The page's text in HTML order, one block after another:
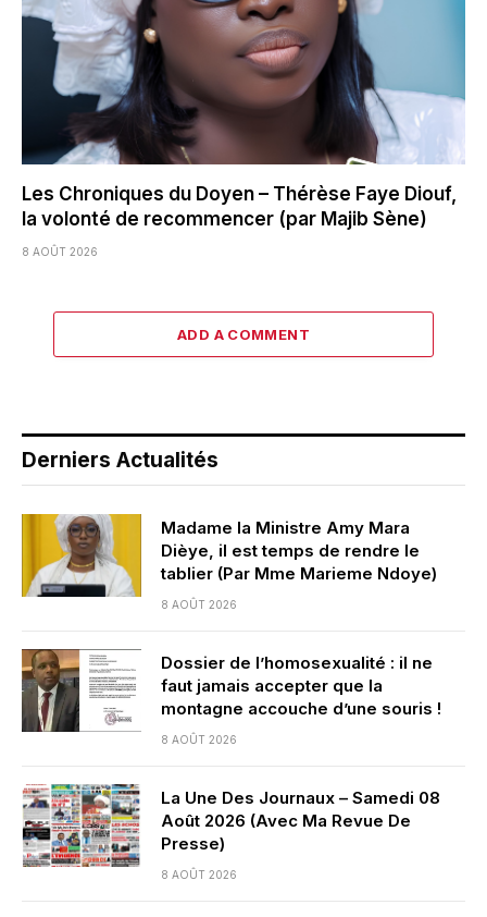
Les Chroniques du Doyen – Thérèse Faye Diouf,
la volonté de recommencer (par Majib Sène)
8 AOÛT 2026
ADD A COMMENT
Derniers Actualités
Madame la Ministre Amy Mara
Dièye, il est temps de rendre le
tablier (Par Mme Marieme Ndoye)
8 AOÛT 2026
Dossier de l’homosexualité : il ne
faut jamais accepter que la
montagne accouche d’une souris !
8 AOÛT 2026
La Une Des Journaux – Samedi 08
Août 2026 (Avec Ma Revue De
Presse)
8 AOÛT 2026